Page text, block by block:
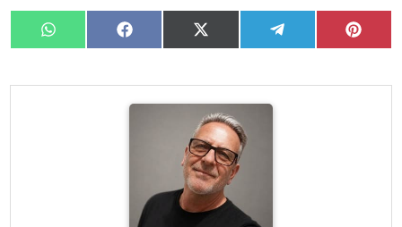
Compartir
en
Compartir
en
Compartir
en
(Twitter)
Compartir
en
en